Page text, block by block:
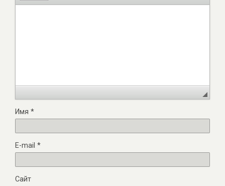
Имя *
E-mail *
Сайт